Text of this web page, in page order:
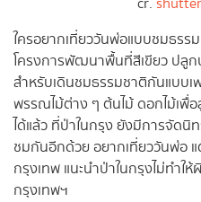
ใครอยากเที่ยววันพ่อแบบชมธรร
โครงการพัฒนาพื้นที่สีเขียว ปลูก
สำหรับเดินชมธรรมชาติกันแบบ
พรรณไม้ต่าง ๆ ต้นไม้ ดอกไม้เพื่
ได้แล้ว ที่ป่าในกรุง ยังมีการจัดนิ
ชมกันอีกด้วย อยากเที่ยววันพ่อ แ
กรุงเทพ แนะนำป่าในกรุงไม่ทำใ
กรุงเทพฯ